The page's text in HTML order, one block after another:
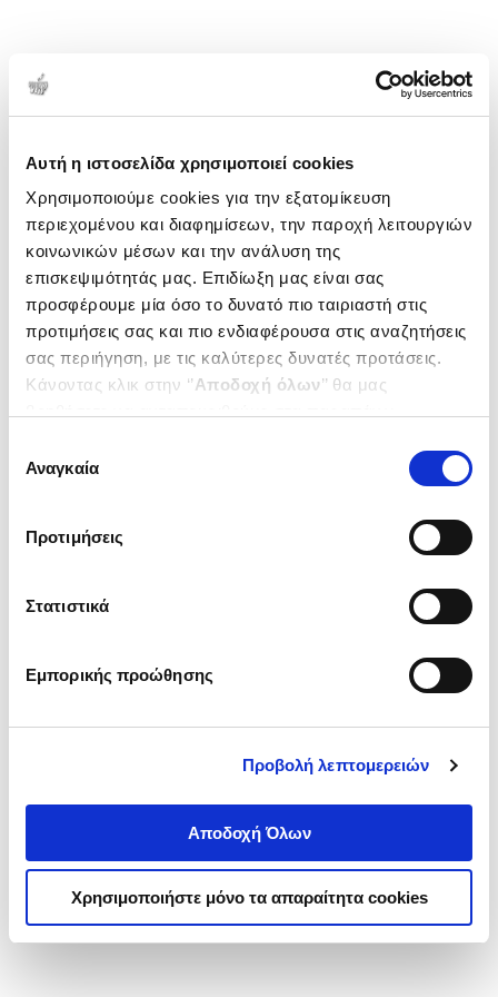
Αυτή η ιστοσελίδα χρησιμοποιεί cookies
Χρησιμοποιούμε cookies για την εξατομίκευση
περιεχομένου και διαφημίσεων, την παροχή λειτουργιών
κοινωνικών μέσων και την ανάλυση της
επισκεψιμότητάς μας. Επιδίωξη μας είναι σας
προσφέρουμε μία όσο το δυνατό πιο ταιριαστή στις
προτιμήσεις σας και πιο ενδιαφέρουσα στις αναζητήσεις
σας περιήγηση, με τις καλύτερες δυνατές προτάσεις.
Κάνοντας κλικ στην ‘’Αποδοχή όλων’’ θα μας
ενδιαφέρουν και να επιλέξετε από τα παρακάτω με την
΄΄και να ενημερωθείτε σχετικά με
συγκατάθεσης
Αναγκαία
Προτιμήσεις
Στατιστικά
Εμπορικής προώθησης
Προβολή λεπτομερειών
Αποδοχή Όλων
Χρησιμοποιήστε μόνο τα απαραίτητα cookies